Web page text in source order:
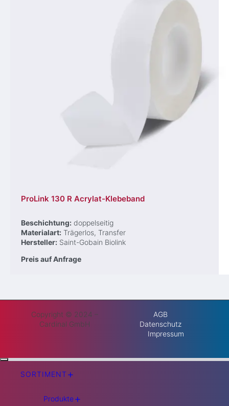
ProLink 130 R Acrylat-Klebeband
Beschichtung: doppelseitig
Materialart: Trägerlos, Transfer
Hersteller: Saint-Gobain Biolink
Preis auf Anfrage
Copyright © 2024 –
Cardinal GmbH
AGB
Datenschutz
Impressum
SORTIMENT +
Produkte+